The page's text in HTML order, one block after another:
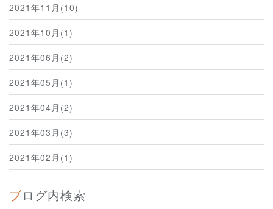
2021年11月(10)
2021年10月(1)
2021年06月(2)
2021年05月(1)
2021年04月(2)
2021年03月(3)
2021年02月(1)
ブログ内検索